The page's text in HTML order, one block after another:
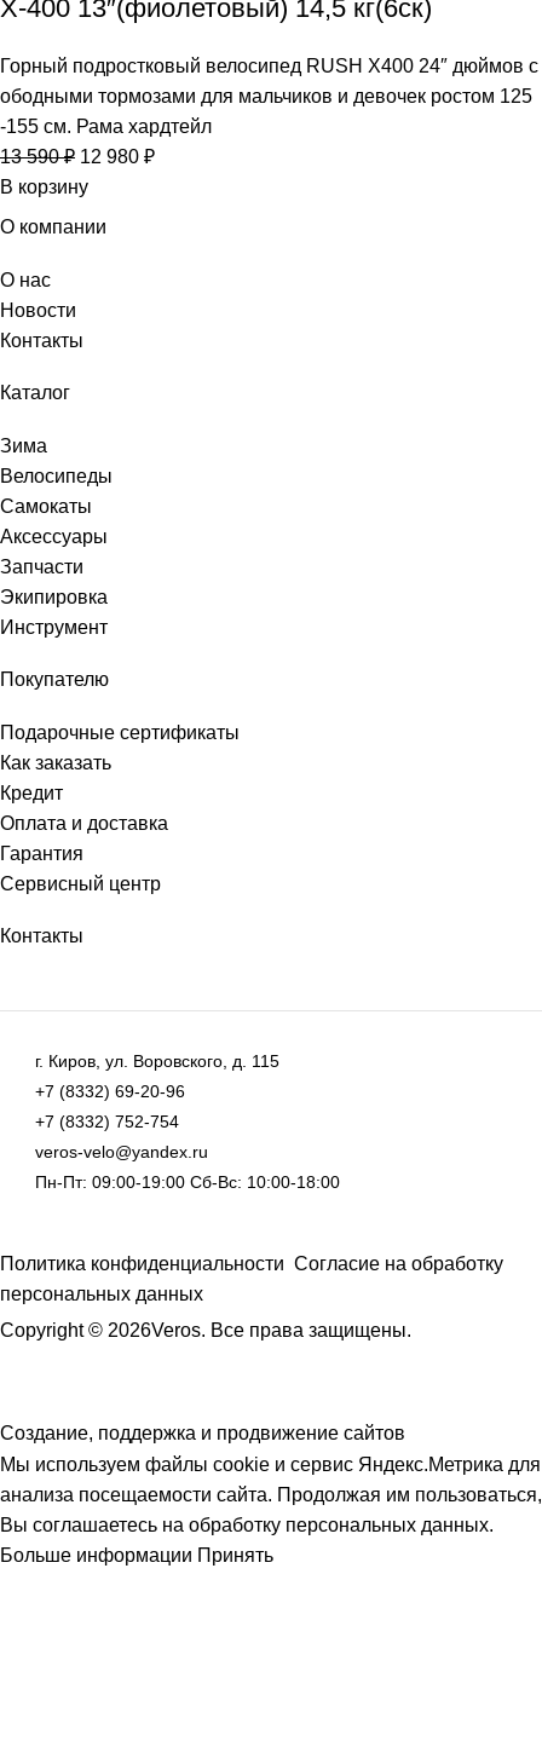
X-400 13″(фиолетовый) 14,5 кг(6ск)
Горный подростковый велосипед RUSH X400 24″ дюймов с
ободными тормозами для мальчиков и девочек ростом 125
-155 см. Рама хардтейл
13 590₽ 12 980 ₽
В корзину
О компании
О нас
Новости
Контакты
Каталог
Зима
Велосипеды
Самокаты
Аксессуары
Запчасти
Экипировка
Инструмент
Покупателю
Подарочные сертификаты
Как заказать
Кредит
Оплата и доставка
Гарантия
Сервисный центр
Контакты
г. Киров, ул. Воровского, д. 115
+7 (8332) 69-20-96
+7 (8332) 752-754
veros-velo@yandex.ru
Пн-Пт: 09:00-19:00 Сб-Вс: 10:00-18:00
Политика конфиденциальности Согласие на обработку
персональных данных
Copyright © 2026Veros. Все права защищены.
Создание, поддержка и продвижение сайтов
Мы используем файлы cookie и сервис Яндекс.Метрика для
анализа посещаемости сайта. Продолжая им пользоваться,
Вы соглашаетесь на обработку персональных данных.
Больше информации Принять